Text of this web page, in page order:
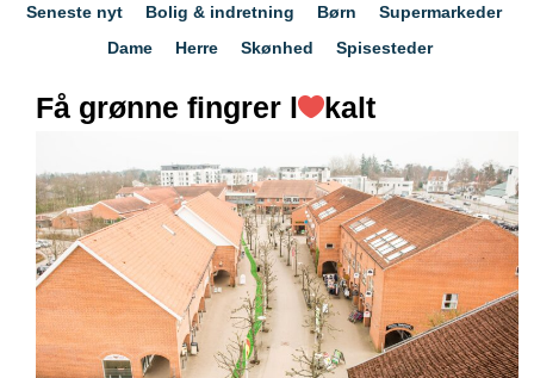
Seneste nyt Bolig & indretning Børn
Supermarkeder
Dame
Herre Skønhed Spisesteder
Få grønne fingrer l kalt